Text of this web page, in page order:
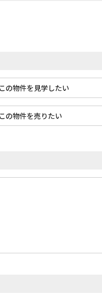
この物件を見学したい
この物件を売りたい